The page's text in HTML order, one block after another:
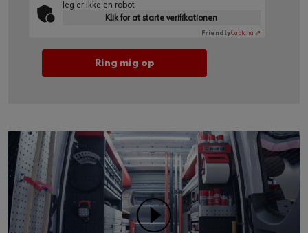
Jeg er ikke en robot
Klik for at starte verifikationen
FriendlyCaptcha ⇗